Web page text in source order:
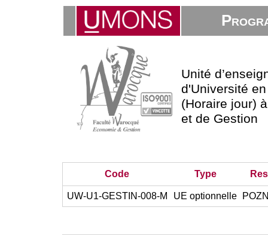
Unité
d'Université
(Horaire jour)
et de Gestion
Code Type
UW-U1-GESTIN-008-M UE optionnelle